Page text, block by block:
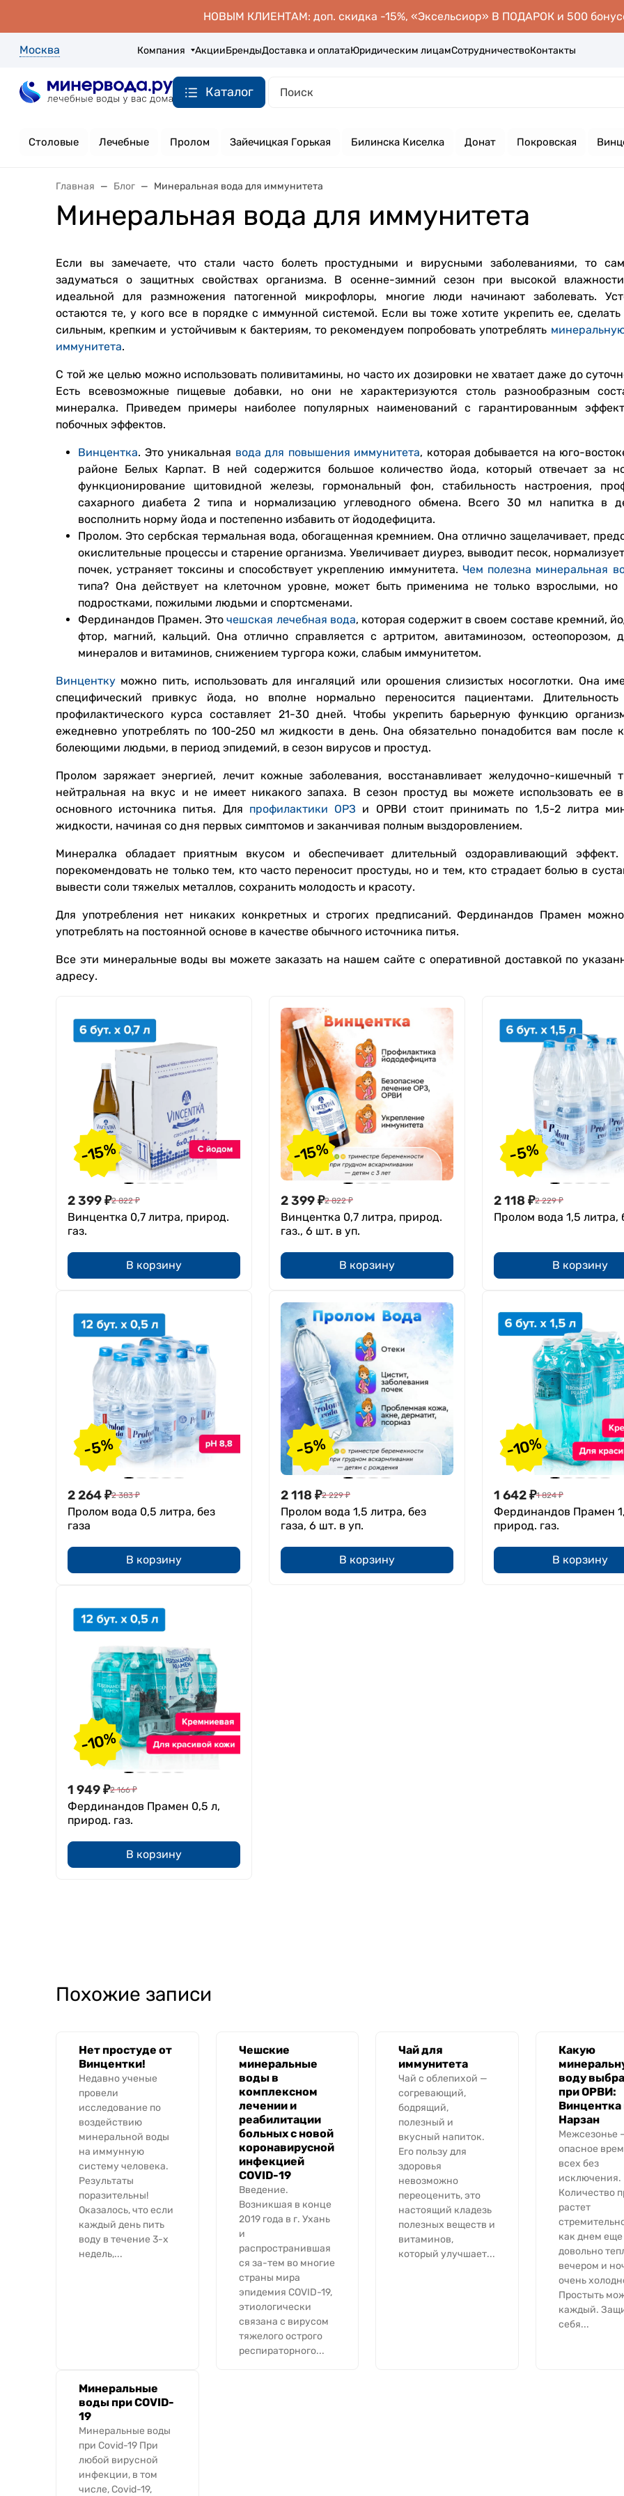
НОВЫМ КЛИЕНТАМ: доп. скидка -15%, «Эксельсиор» В ПОДАРОК и 500
Москва Компания АкцииБрендыДоставка и оплатаЮридическим лицамСотрудничествоКонтакты
Каталог
Столовые Лечебные Пролом Зайечицкая Горькая Билинска Киселка Донат Покровская
Главная Блог Минеральная вода для иммунитета
Минеральная вода для иммунитета
Если вы замечаете, что стали часто болеть простудными и вирусными заболеваниями, то
задуматься о защитных свойствах организма. В осенне-зимний сезон при высокой
идеальной для размножения патогенной микрофлоры, многие люди начинают заболевать.
остаются те, у кого все в порядке с иммунной системой. Если вы тоже хотите укрепить ее, сделать
сильным, крепким и устойчивым к бактериям, то рекомендуем попробовать употреблять
иммунитета.
С той же целью можно использовать поливитамины, но часто их дозировки не хватает даже до
Есть всевозможные пищевые добавки, но они не характеризуются столь разнообразным
минералка. Приведем примеры наиболее популярных наименований с гарантированным
побочных эффектов.
Винцентка. Это уникальная вода для повышения иммунитета, которая добывается на юго-
районе Белых Карпат. В ней содержится большое количество йода, который отвечает за
функционирование щитовидной железы, гормональный фон, стабильность настроения,
сахарного диабета 2 типа и нормализацию углеводного обмена. Всего 30 мл напитка в
восполнить норму йода и постепенно избавить от йододефицита.
Пролом. Это сербская термальная вода, обогащенная кремнием. Она отлично защелачивает,
окислительные процессы и старение организма. Увеличивает диурез, выводит песок,
почек, устраняет токсины и способствует укреплению иммунитета. Чем полезна минеральная
типа? Она действует на клеточном уровне, может быть применима не только взрослыми, но
подростками, пожилыми людьми и спортсменами.
Фердинандов Прамен. Эточешская лечебная вода, которая содержит в своем составе кремний,
фтор, магний, кальций. Она отлично справляется с артритом, авитаминозом, остеопорозом,
минералов и витаминов, снижением тургора кожи, слабым иммунитетом.
Винцентку можно пить, использовать для ингаляций или орошения слизистых носоглотки. Она
специфический привкус йода, но вполне нормально переносится пациентами. Длительность
профилактического курса составляет 21-30 дней. Чтобы укрепить барьерную функцию
ежедневно употреблять по 100-250 мл жидкости в день. Она обязательно понадобится вам после
болеющими людьми, в период эпидемий, в сезон вирусов и простуд.
Пролом заряжает энергией, лечит кожные заболевания, восстанавливает желудочно-кишечный
нейтральная на вкус и не имеет никакого запаха. В сезон простуд вы можете использовать ее в
основного источника питья. Для профилактики ОРЗ и ОРВИ стоит принимать по 1,5-2 литра
жидкости, начиная со дня первых симптомов и заканчивая полным выздоровлением.
Минералка обладает приятным вкусом и обеспечивает длительный оздоравливающий
порекомендовать не только тем, кто часто переносит простуды, но и тем, кто страдает болью в
вывести соли тяжелых металлов, сохранить молодость и красоту.
Для употребления нет никаких конкретных и строгих предписаний. Фердинандов Прамен
употреблять на постоянной основе в качестве обычного источника питья.
Все эти минеральные воды вы можете заказать на нашем сайте с оперативной доставкой по
адресу.
-15%
2 399₽2 822 ₽
Винцентка 0,7 литра, природ.
газ.
В корзину
-15%
2 399₽2 822 ₽
Винцентка 0,7 литра, природ.
газ., 6 шт. в уп.
В корзину
-5%
2 118 ₽2 229 ₽
Пролом вода 1,5 литра,
В корзину
-5%
2 264₽2 383 ₽
Пролом вода 0,5 литра, без
газа
В корзину
-5%
2 118 ₽2 229 ₽
Пролом вода 1,5 литра, без
газа, 6 шт. в уп.
В корзину
-10%
1 642₽1 824 ₽
Фердинандов Прамен
природ. газ.
В корзину
-10%
1 949₽2 166 ₽
Фердинандов Прамен 0,5 л,
природ. газ.
В корзину
Похожие записи
Нет простуде от
Винцентки!
Недавно ученые
провели
исследование по
воздействию
минеральной воды
на иммунную
систему человека.
Результаты
поразительны!
Оказалось, что если
каждый день пить
воду в течение 3-х
недель,...
Чешские
минеральные
воды в
комплексном
лечении и
реабилитации
больных с новой
коронавирусной
инфекцией
COVID-19
Введение.
Возникшая в конце
2019 года в г. Ухань
и
распространившая
ся за-тем во многие
страны мира
эпидемия COVID-19,
этиологически
связана с вирусом
тяжелого острого
респираторного...
Чай для
иммунитета
Чай с облепихой —
согревающий,
бодрящий,
полезный и
вкусный напиток.
Его пользу для
здоровья
невозможно
переоценить, это
настоящий кладезь
полезных веществ и
витаминов,
который улучшает...
Какую
воду
при ОРВИ:
Винцентка
Нарзан
Межсезонье
опасное
всех без
исключения.
Количество
растет
как днем еще
довольно
вечером и
очень
Простыть
каждый.
себя...
Минеральные
воды при COVID-
19
Минеральные воды
при Covid-19 При
любой вирусной
инфекции, в том
числе, Covid-19,